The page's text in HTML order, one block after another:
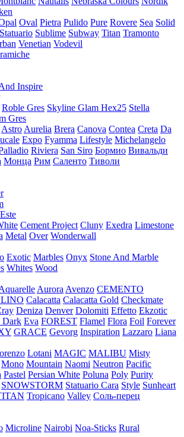
Oval Pietra Pulido Pure Rovere Sea Solid
Statuario Sublime Subway Titan Tramonto
Venetian Vodevil
Inspire
Roble Gres Skyline Glam Hex25 Stella
Gres
Astro Aurelia Brera Canova Contea Creta Da
Expo Fyamma Lifestyle Michelangelo
Riviera San Siro Бормио Вивальди
Монца Рим Саленто Тиволи
Cement Project Cluny Exedra Limestone
Metal Over Wonderwall
Exotic Marbles Onyx Stone And Marble
Whites Wood
Aurora Avenzo CEMENTO
Calacatta Calacatta Gold Checkmate
Deniza Denver Dolomiti Effetto Ekzotic
Dark Eva FOREST Flamel Flora Foil Forever
GRACE Gevorg Inspiration Lazzaro Liana
Lotani MAGIC MALIBU Misty
Mono Mountain Naomi Neutron Pacific
Pastel Persian White Poluna Poly Purity
SNOWSTORM Statuario Cara Style Sunheart
Tropicano Valley Соль-перец
Microline Nairobi Noa-Sticks Rural